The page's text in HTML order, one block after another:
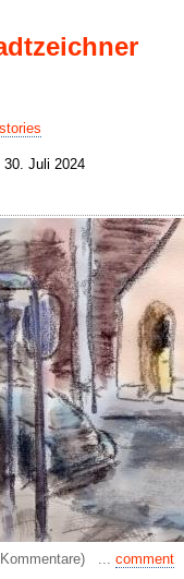
30. Juli 2024
... comment